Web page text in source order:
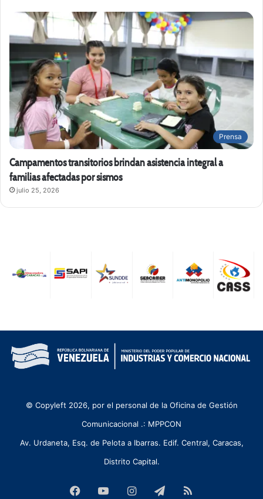
Prensa
Campamentos transitorios brindan asistencia integral a
familias afectadas por sismos
julio 25, 2026
© Copyleft 2026, por el personal de la Oficina de Gestión
Comunicacional .: MPPCON
Av. Urdaneta, Esq. de Pelota a Ibarras. Edif. Central, Caracas,
Distrito Capital.
FacebookYouTubeInstagramTelegram